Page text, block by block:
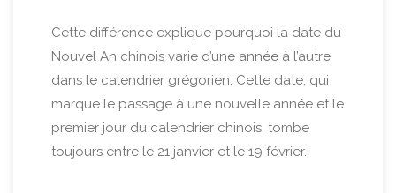
Cette différence explique pourquoi la date du
Nouvel An chinois varie d’une année à l’autre
dans le calendrier grégorien. Cette date, qui
marque le passage à une nouvelle année et le
premier jour du calendrier chinois, tombe
toujours entre le 21 janvier et le 19 février.